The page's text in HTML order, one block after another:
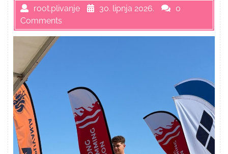
root.plivanje 30. lipnja 2026.
0
Comments